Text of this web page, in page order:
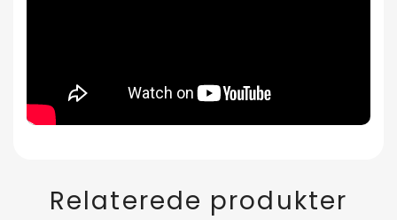
Relaterede produkter